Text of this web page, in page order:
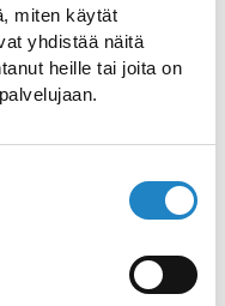
miten käytät
yhdistää näitä
heille tai joita on
present the
and the
and its
on the border of
river, will